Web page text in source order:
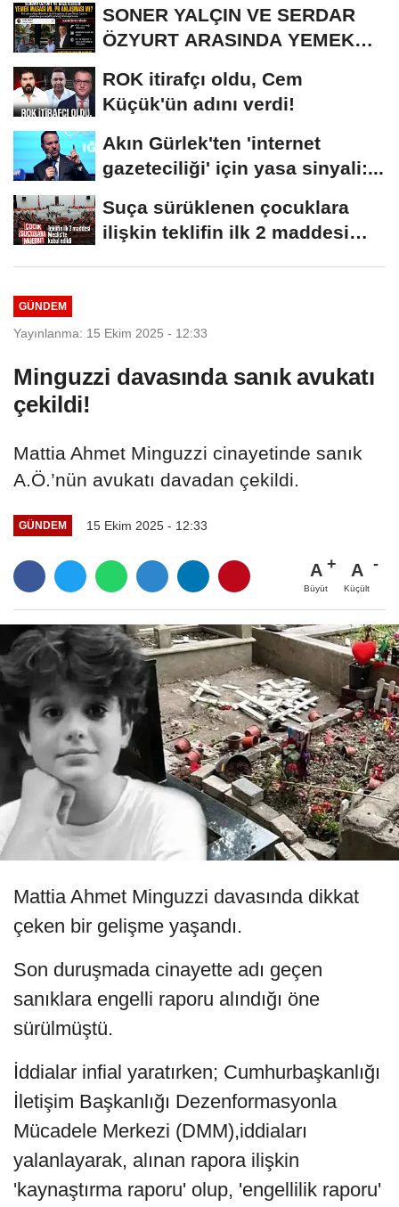
SONER YALÇIN VE SERDAR
ÖZYURT ARASINDA YEMEK
ROK itirafçı oldu, Cem
Küçük'ün adını verdi!
Akın Gürlek'ten 'internet
gazeteciliği' için yasa sinyali:...
Suça sürüklenen çocuklara
ilişkin teklifin ilk 2 maddesi
GÜNDEM
Yayınlanma: 15 Ekim 2025 - 12:33
Minguzzi davasında sanık avukatı
çekildi!
Mattia Ahmet Minguzzi cinayetinde sanık
A.Ö.’nün avukatı davadan çekildi.
GÜNDEM 15 Ekim 2025 - 12:33
A
Büyüt
A
Küçült
Mattia Ahmet Minguzzi davasında dikkat
çeken bir gelişme yaşandı.
Son duruşmada cinayette adı geçen
sanıklara engelli raporu alındığı öne
sürülmüştü.
İddialar infial yaratırken; Cumhurbaşkanlığı
İletişim Başkanlığı Dezenformasyonla
Mücadele Merkezi (DMM),iddiaları
yalanlayarak, alınan rapora ilişkin
'kaynaştırma raporu' olup, 'engellilik raporu'